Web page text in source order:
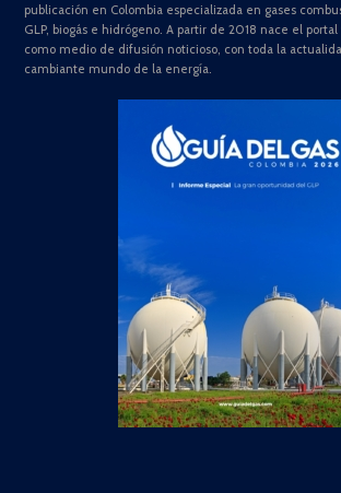
publicación en Colombia especializada en gases
GLP, biogás e hidrógeno. A partir de 2018 nace el
como medio de difusión noticioso, con toda la
cambiante mundo de la energía.